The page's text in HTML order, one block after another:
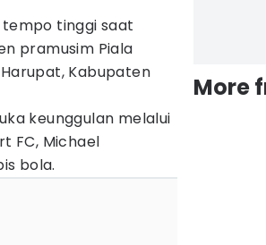
tinggi saat
pramusim Piala
Kabupaten
keunggulan melalui
FC, Michael
bola.
More